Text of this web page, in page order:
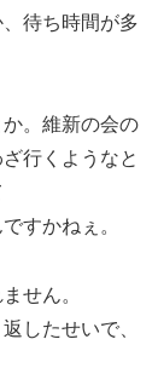
待ち時間が多
。維新の会の
行くようなと
すかねぇ。
せん。
したせいで、